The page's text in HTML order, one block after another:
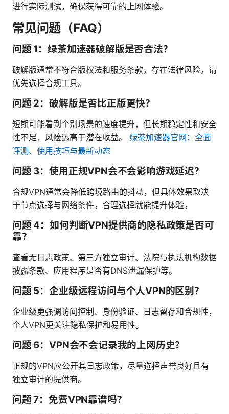
进行实际测试，确保获得可靠的上网体验。
常见问题（FAQ）
问题 1：绿茶加速器破解版是否合法？
破解版通常不符合版权法和服务条款，存在法律风险。请
优先选择合规工具。
问题 2：破解版是否比正版更快？
短期可能看到个别场景的速度提升，但长期稳定性和安全
性不足，风险远高于潜在收益。 绿茶加速器官网：全面
评测、使用技巧与最新动态
问题 3：使用正规VPN会不会影响游戏延迟？
合规VPN通常会降低跨境路由的抖动，但具体效果取决
于节点选择与网络条件。合理选择就能提升体验。
问题 4：如何判断VPN提供商的隐私政策是否可
靠？
查看无日志政策、第三方独立审计、法院与执法机构数据
披露条款、应用程序是否有DNS泄漏保护等。
问题 5：企业级远程访问与个人VPN的区别？
企业级更强调访问控制、身份验证、日志留存和合规性，
个人VPN更关注隐私保护和易用性。
问题 6：VPN会不会记录我的上网历史？
正规的VPN应公开其日志政策，尽量选择声誉良好且有
独立审计的提供商。
问题 7：免费VPN靠谱吗？